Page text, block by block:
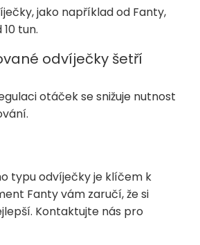
jako například od Fanty,
tun.
odvíječky šetří
otáček se snižuje nutnost
typu odvíječky je klíčem k
Fanty vám zaručí, že si
Kontaktujte nás pro